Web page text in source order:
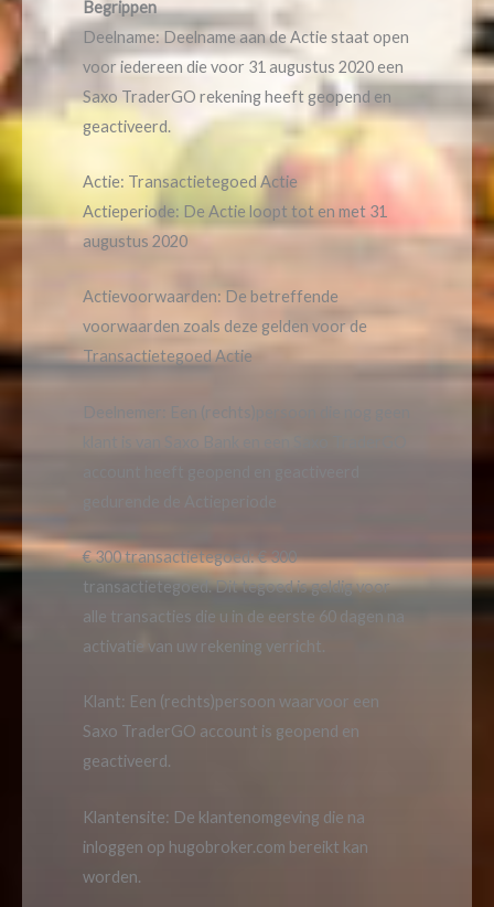
Begrippen
Deelname: Deelname aan de Actie staat open
voor iedereen die voor 31 augustus 2020 een
Saxo TraderGO rekening heeft geopend en
geactiveerd.
Actie: Transactietegoed Actie
Actieperiode: De Actie loopt tot en met 31
augustus 2020
Actievoorwaarden: De betreffende
voorwaarden zoals deze gelden voor de
Transactietegoed Actie
Deelnemer: Een (rechts)persoon die nog geen
klant is van Saxo Bank en een Saxo TraderGO
€ 300 transactietegoed: € 300
transactietegoed. Dit tegoed is geldig voor
alle transacties die u in de eerste 60 dagen na
activatie van uw rekening verricht.
Klant: Een (rechts)persoon waarvoor een
Saxo TraderGO account is geopend en
geactiveerd.
Klantensite: De klantenomgeving die na
inloggen op hugobroker.com bereikt kan
worden.